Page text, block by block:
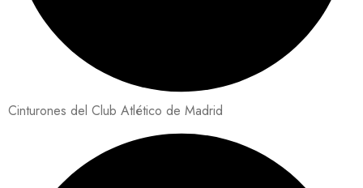
Cinturones del Club Atlético de Madrid